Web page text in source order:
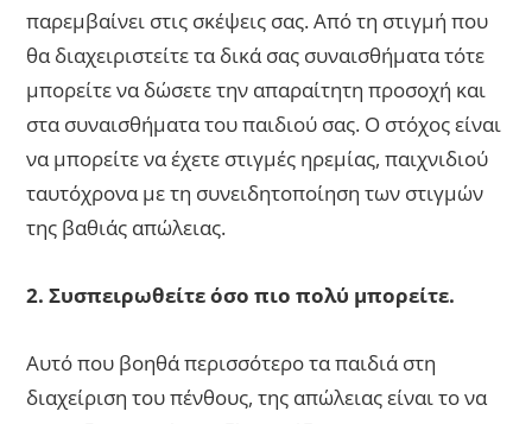
παρεμβαίνει στις σκέψεις σας. Από τη στιγμή που
θα διαχειριστείτε τα δικά σας συναισθήματα τότε
μπορείτε να δώσετε την απαραίτητη προσοχή και
στα συναισθήματα του παιδιού σας. Ο στόχος είναι
να μπορείτε να έχετε στιγμές ηρεμίας, παιχνιδιού
ταυτόχρονα με τη συνειδητοποίηση των στιγμών
της βαθιάς απώλειας.
2. Συσπειρωθείτε όσο πιο πολύ μπορείτε.
Αυτό που βοηθά περισσότερο τα παιδιά στη
διαχείριση του πένθους, της απώλειας είναι το να